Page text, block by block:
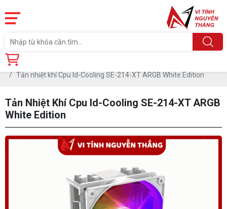
Trang chủ
Tản nhiệt khí Cpu Id-Cooling SE-214-XT ARGB White Edition
Tản Nhiệt Khí Cpu Id-Cooling SE-214-XT ARGB
White Edition